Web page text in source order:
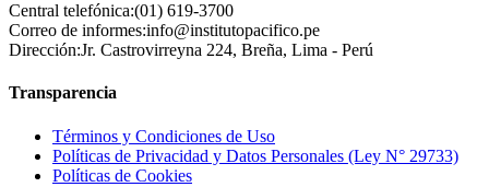
Central telefónica:(01) 619-3700
Correo de informes:info@institutopacifico.pe
Dirección:Jr. Castrovirreyna 224, Breña, Lima - Perú
Transparencia
Términos y Condiciones de Uso
Políticas de Privacidad y Datos Personales (Ley N° 29733)
Políticas de Cookies